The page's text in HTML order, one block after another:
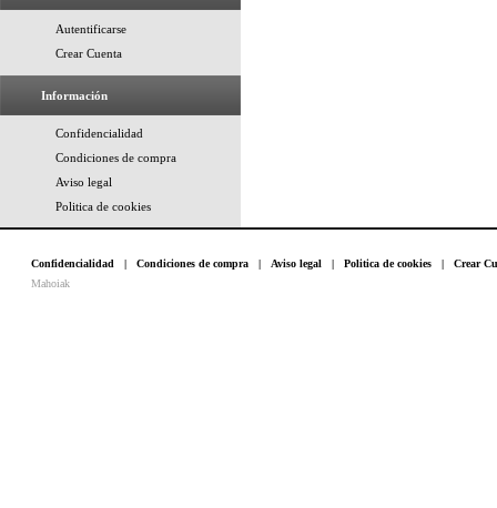
Autentificarse
Crear Cuenta
Información
Confidencialidad
Condiciones de compra
Aviso legal
Politica de cookies
Confidencialidad | Condiciones de compra | Aviso legal | Politica de cookies | Crear
Mahoiak